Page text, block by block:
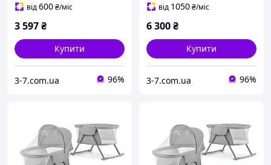
від600₴/міс
3 597₴
Купити
3-7.com.ua 96%
від 1050₴/міс
6 300₴
Купити
3-7.com.ua 96%